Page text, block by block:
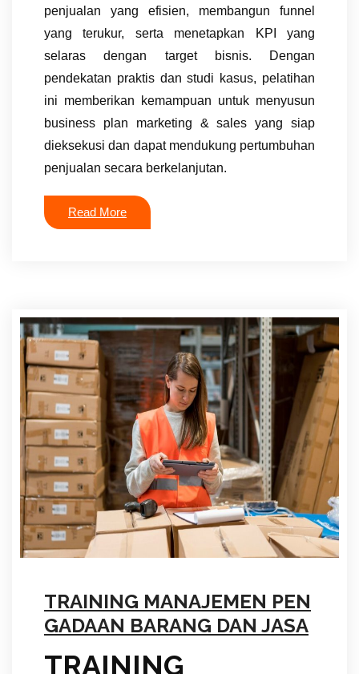
penjualan yang efisien, membangun funnel
yang terukur, serta menetapkan KPI yang
selaras dengan target bisnis. Dengan
pendekatan praktis dan studi kasus, pelatihan
ini memberikan kemampuan untuk menyusun
business plan marketing & sales yang siap
dieksekusi dan dapat mendukung pertumbuhan
penjualan secara berkelanjutan.
Read More
TRAINING MANAJEMEN PEN
GADAAN BARANG DAN JASA
TRAINING